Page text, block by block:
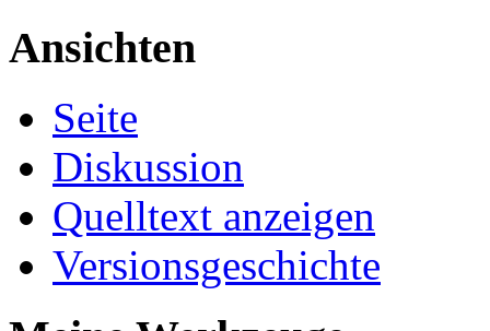
Ansichten
Seite
Diskussion
Quelltext anzeigen
Versionsgeschichte